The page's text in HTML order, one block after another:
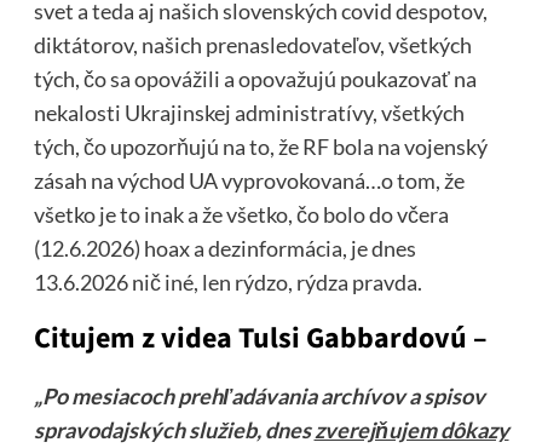
svet a teda aj našich slovenských covid despotov,
diktátorov, našich prenasledovateľov, všetkých
tých, čo sa opovážili a opovažujú poukazovať na
nekalosti Ukrajinskej administratívy, všetkých
tých, čo upozorňujú na to, že RF bola na vojenský
zásah na východ UA vyprovokovaná…o tom, že
všetko je to inak a že všetko, čo bolo do včera
(12.6.2026) hoax a dezinformácia, je dnes
13.6.2026 nič iné, len rýdzo, rýdza pravda.
Citujem z videa Tulsi Gabbardovú –
„Po mesiacoch prehľadávania archívov a spisov
spravodajských služieb, dneszverejňujem dôkazy